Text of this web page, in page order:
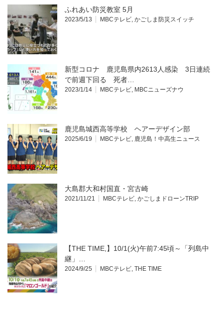
ふれあい防災教室 5月
2023/5/13 MBCテレビ, かごしま防災スイッチ
新型コロナ 鹿児島県内2613人感染 3日連続
で前週下回る 死者…
2023/1/14 MBCテレビ, MBCニューズナウ
鹿児島城西高等学校 ヘアーデザイン部
2025/6/19 MBCテレビ, 鹿児島！中高生ニュース
大島郡大和村国直・宮古崎
2021/11/21 MBCテレビ, かごしまドローンTRIP
【THE TIME,】10/1(火)午前7:45頃～「列島中
継」…
2024/9/25 MBCテレビ, THE TIME